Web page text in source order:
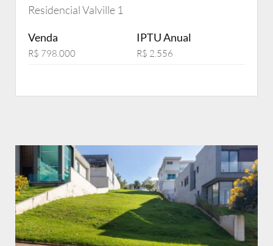
Residencial Valville 1
Venda
R$ 798.000
IPTU Anual
R$ 2.556